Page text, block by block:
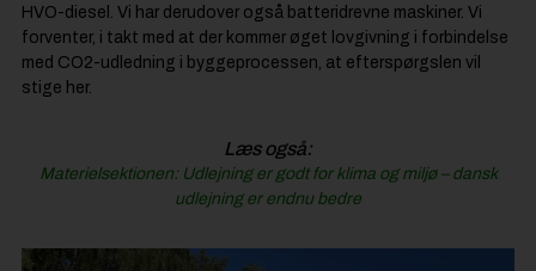
HVO-diesel. Vi har derudover også batteridrevne maskiner. Vi
forventer, i takt med at der kommer øget lovgivning i forbindelse
med CO2-udledning i byggeprocessen, at efterspørgslen vil
stige her.
Læs også:
Materielsektionen: Udlejning er godt for klima og miljø – dansk
udlejning er endnu bedre